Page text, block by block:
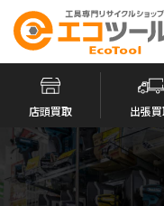
店頭買取 出張